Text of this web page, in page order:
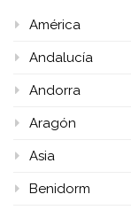
América
Andalucía
Andorra
Aragón
Asia
Benidorm